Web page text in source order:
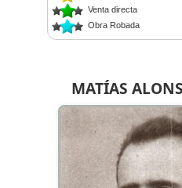
MATÍAS
Venta directa
Obra Robada